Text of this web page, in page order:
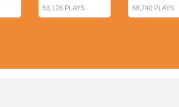
53,128 PLAYS 68,740 PLAYS